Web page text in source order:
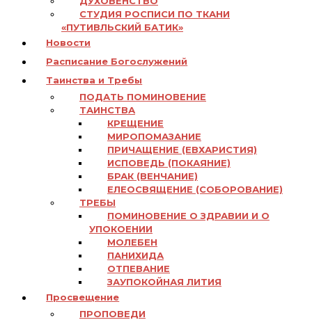
СТУДИЯ РОСПИСИ ПО ТКАНИ
«ПУТИВЛЬСКИЙ БАТИК»
Новости
Расписание Богослужений
Таинства и Требы
ПОДАТЬ ПОМИНОВЕНИЕ
ТАИНСТВА
КРЕЩЕНИЕ
МИРОПОМАЗАНИЕ
ПРИЧАЩЕНИЕ (ЕВХАРИСТИЯ)
ИСПОВЕДЬ (ПОКАЯНИЕ)
БРАК (ВЕНЧАНИЕ)
ЕЛЕОСВЯЩЕНИЕ (СОБОРОВАНИЕ)
ТРЕБЫ
ПОМИНОВЕНИЕ О ЗДРАВИИ И О
УПОКОЕНИИ
МОЛЕБЕН
ПАНИХИДА
ОТПЕВАНИЕ
ЗАУПОКОЙНАЯ ЛИТИЯ
Просвещение
ПРОПОВЕДИ